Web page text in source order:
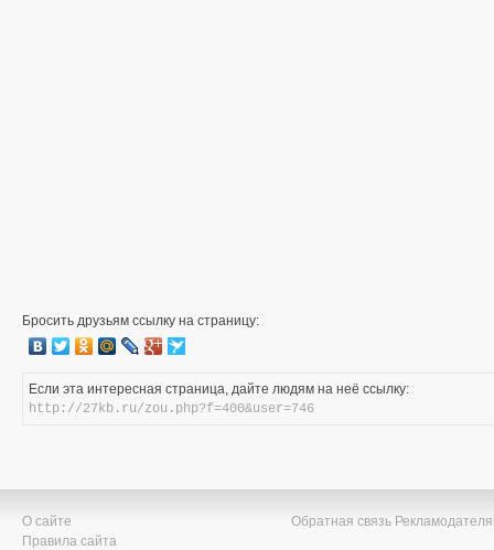
Бросить друзьям ссылку на страницу:
Если эта интересная страница, дайте людям на неё ссылку:
http://27kb.ru/zou.php?f=400&user=746
О сайте
Правила сайта
Обратная связь